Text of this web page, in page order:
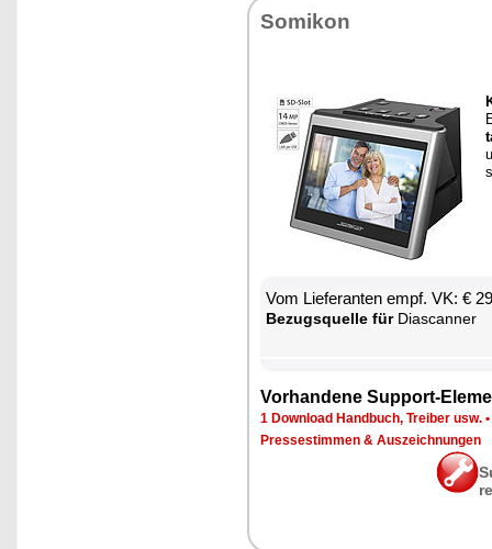
So­mi­kon
Vom Lie­fe­ran­ten empf. VK: €
Be­zugs­quel­le fürDiascan­ner
Vor­han­de­ne Sup­port-
1 Down­load Hand­buch, Trei­ber usw. •
Pres­se­stim­men & Aus­zeich­nun­gen